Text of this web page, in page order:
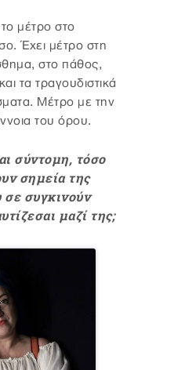
μέτρο στο
Έχει μέτρο στη
στο πάθος,
τα τραγουδιστικά
Μέτρο με την
του όρου.
σύντομη, τόσο
σημεία της
σε συγκινούν
μαζί της;